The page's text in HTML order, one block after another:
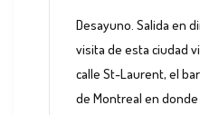
Desayuno. Salida en
visita de esta ciudad
calle St-Laurent, el
de Montreal en